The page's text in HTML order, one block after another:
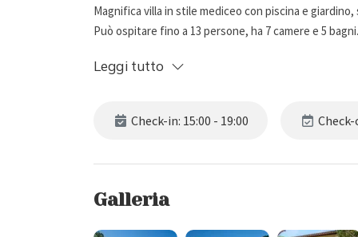
Magnifica villa in stile mediceo con piscina e
Può ospitare fino a 13 persone, ha 7 camere e 5 bagni.
Descrizione Esterna
Villa Fortini si trova nella campagna di Bagno a
persone e barbecue, ideale per trascorrere
Gli spazi esterni sono impreziositi da una bellissima
Leggi tutto
Check-in: 15:00 - 19:00 Check-
Galleria